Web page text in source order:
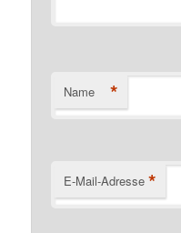
Name *
E-Mail-Adresse *